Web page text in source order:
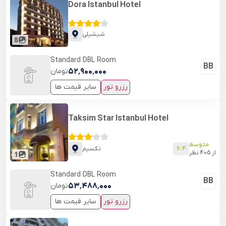
1
Taksim Star Istanbul Hotel
تکسیم 6.4 متوسط
از 405 نظر
BB
Standard DBL Room
۵۳٬۴۸۸٬۰۰۰تومان
سایر قیمت ها
رزرو تور
8
Dora Istanbul Hotel
شیشیلی
BB
Standard DBL Room
۵۲٬۹۰۰٬۰۰۰تومان
سایر قیمت ها
رزرو تور